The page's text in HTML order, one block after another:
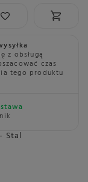
z obsługą
czas
tego produktu
Stal